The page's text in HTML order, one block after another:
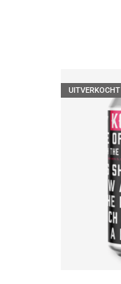
UITVERKOCHT